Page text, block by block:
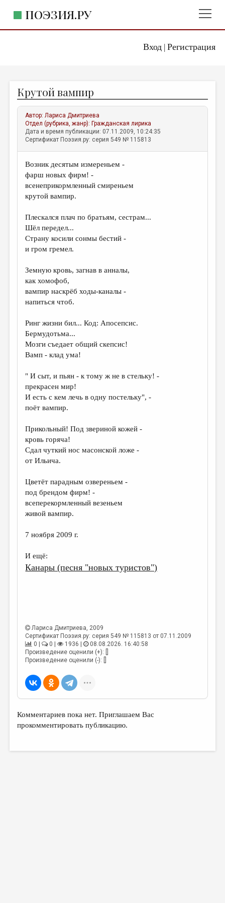
Вход| Регистрация
ПОЭЗИЯ.РУ
ЖАНРЫ
АВТОРЫ
КОММЕНТАРИИ
ЛИТСАЛОН
НОВОСТИ
ПРАВИЛА САЙТА
ИЗБРАННОЕ
ДАЙДЖЕСТ
ПЕРЕВОДЫ
КОНКУРСЫ
КНИЖНАЯ ПОЛКА
ОБЗОР ЛИТЕРАТУРЫ
ОБЪЯВЛЕНИЯ
КОЛОНКА РЕДАКТОРА
ОТ РЕДАКЦИИ
МАЛАЯ ПРОЗА
ЛИТЕРАТУРОВЕДЕНИЕ
КУЛЬТУРОВЕДЕНИЕ
ЦИКЛЫ ПУБЛИКАЦИЙ
Крутой вампир
Автор:Лариса Дмитриева
Отдел (рубрика, жанр): Гражданская лирика
Дата и время публикации: 07.11.2009, 10:24:35
Сертификат Поэзия.ру: серия 549 № 115813
Возник десятым измереньем -
фарш новых фирм! -
всенеприкормленный смиреньем
крутой вампир.
Плескался плач по братьям, сестрам...
Шёл передел...
Страну косили сонмы бестий -
и гром гремел.
Земную кровь, загнав в анналы,
как хомофоб,
вампир наскрёб ходы-каналы -
напиться чтоб.
Ринг жизни бил... Код: Апосепсис.
Бермудотьма...
Мозги съедает общий скепсис!
Вамп - клад ума!
" И сыт, и пьян - к тому ж не в стельку! -
прекрасен мир!
И есть с кем лечь в одну постельку", -
поёт вампир.
Прикольный! Под звериной кожей -
кровь горяча!
Сдал чуткий нос масонской ложе -
от Ильича.
Цветёт парадным озвереньем -
под брендом фирм! -
всеперекормленный везеньем
живой вампир.
7 ноября 2009 г.
И ещё:
Канары (песня "новых туристов")
Лариса Дмитриева, 2009
Сертификат Поэзия.ру: серия 549 № 115813 от 07.11.2009
0 |
0 | 1936 |
08.08.2026. 16:40:58
Произведение оценили (+): []
Произведение оценили (-): []
Комментариев пока нет. Приглашаем Вас
прокомментировать публикацию.